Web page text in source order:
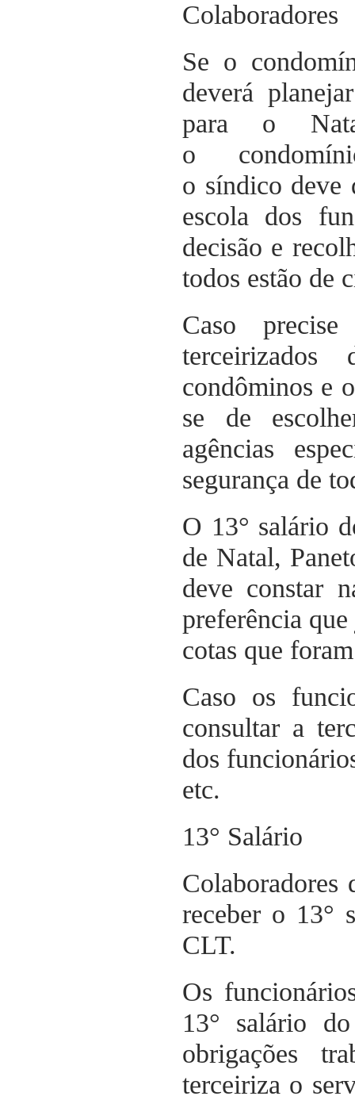
Colaboradores
Se o
deverá
para o
o
o síndico deve
escola dos
decisão e
todos estão de
Caso
condôminos e
se de
agências
segurança de
O 13° salário
de Natal,
deve constar
preferência
cotas que
Caso os
consultar a
dos
etc.
13° Salário
receber o 13°
CLT.
Os
13° salário
obrigações
terceiriza o